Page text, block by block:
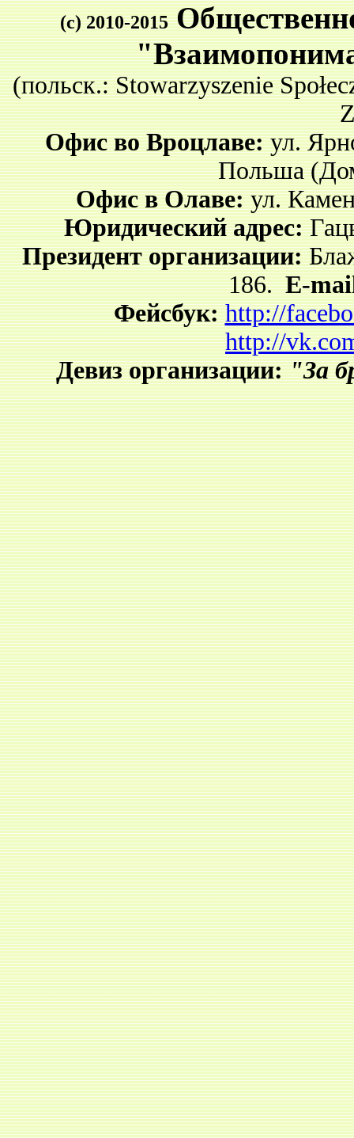
(c) 2010-2015
(польск.: Stowarzyszenie
Офис во Вроцлаве:ул.
Польша
Офис в Олаве:ул.
Юридический адрес:
Президент организации:
186.E-
Фейсбук:http://
http://
Девиз организации:"За